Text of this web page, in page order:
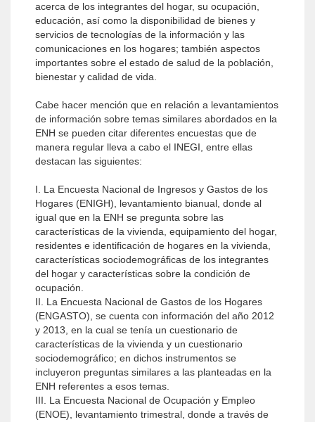
acerca de los integrantes del hogar, su ocupación,
educación, así como la disponibilidad de bienes y
servicios de tecnologías de la información y las
comunicaciones en los hogares; también aspectos
importantes sobre el estado de salud de la población,
bienestar y calidad de vida.
Cabe hacer mención que en relación a levantamientos
de información sobre temas similares abordados en la
ENH se pueden citar diferentes encuestas que de
manera regular lleva a cabo el INEGI, entre ellas
destacan las siguientes:
I. La Encuesta Nacional de Ingresos y Gastos de los
Hogares (ENIGH), levantamiento bianual, donde al
igual que en la ENH se pregunta sobre las
características de la vivienda, equipamiento del hogar,
residentes e identificación de hogares en la vivienda,
características sociodemográficas de los integrantes
del hogar y características sobre la condición de
ocupación.
II. La Encuesta Nacional de Gastos de los Hogares
(ENGASTO), se cuenta con información del año 2012
y 2013, en la cual se tenía un cuestionario de
características de la vivienda y un cuestionario
sociodemográfico; en dichos instrumentos se
incluyeron preguntas similares a las planteadas en la
ENH referentes a esos temas.
III. La Encuesta Nacional de Ocupación y Empleo
(ENOE), levantamiento trimestral, donde a través de